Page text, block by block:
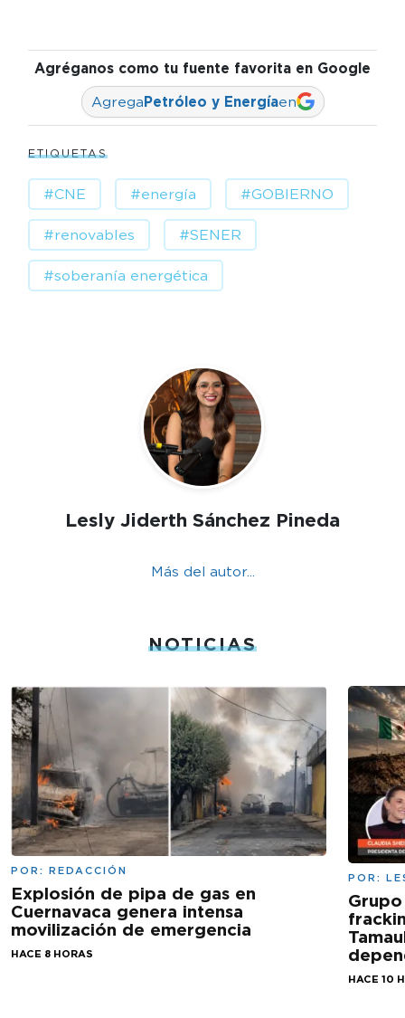
Agréganos como tu fuente favorita en Google
AgregaPetróleo y Energíaen
ETIQUETAS
#CNE #energía #GOBIERNO
#renovables #SENER
#soberanía energética
Lesly Jiderth Sánchez Pineda
Más del autor...
NOTICIAS
POR: REDACCIÓN
Explosión de pipa de gas en
Cuernavaca genera intensa
movilización de emergencia
HACE 8 HORAS
POR:
HACE 10